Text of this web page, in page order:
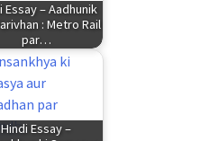
Essay – Aadhunik
: Metro Rail
par…
Hindi Essay –